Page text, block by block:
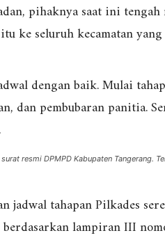
pihaknya saat ini
ke seluruh kecamatan
dengan baik. Mulai
dan pembubaran panitia.
resmi DPMPD Kabupaten Tangerang.
jadwal tahapan Pilkades
berdasarkan lampiran III